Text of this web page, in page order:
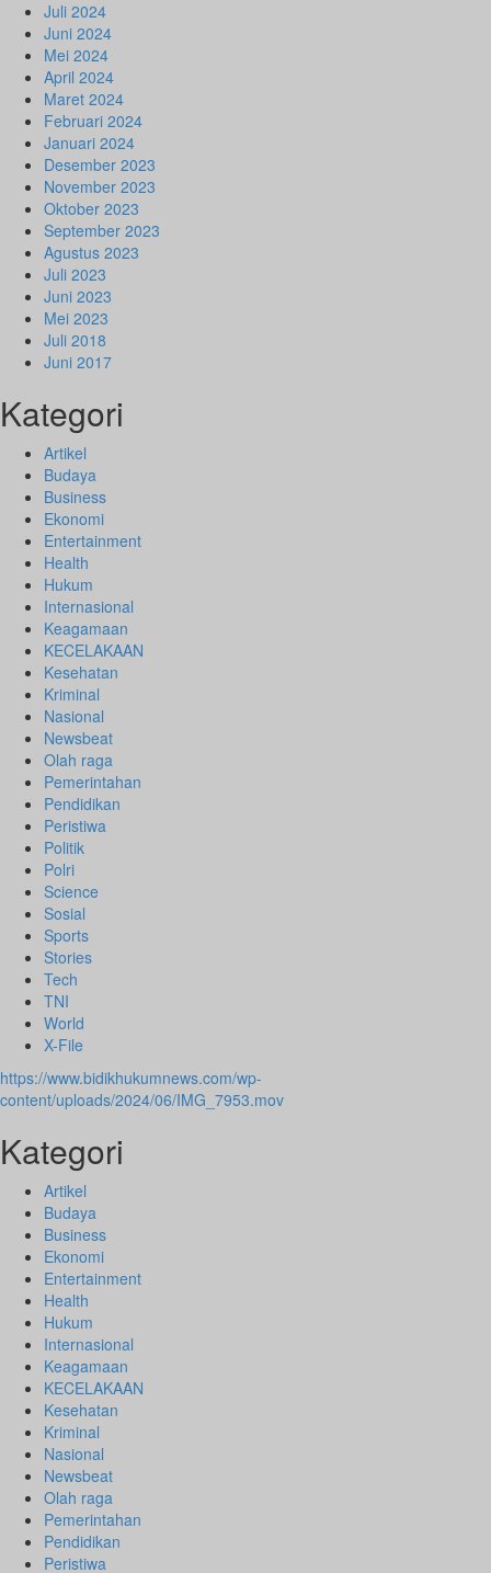
Juli 2024
Juni 2024
Mei 2024
April 2024
Maret 2024
Februari 2024
Januari 2024
Desember 2023
November 2023
Oktober 2023
September 2023
Agustus 2023
Juli 2023
Juni 2023
Mei 2023
Juli 2018
Juni 2017
Kategori
Artikel
Budaya
Business
Ekonomi
Entertainment
Health
Hukum
Internasional
Keagamaan
KECELAKAAN
Kesehatan
Kriminal
Nasional
Newsbeat
Olah raga
Pemerintahan
Pendidikan
Peristiwa
Politik
Polri
Science
Sosial
Sports
Stories
Tech
TNI
World
X-File
https://www.bidikhukumnews.com/wp-
content/uploads/2024/06/IMG_7953.mov
Kategori
Artikel
Budaya
Business
Ekonomi
Entertainment
Health
Hukum
Internasional
Keagamaan
KECELAKAAN
Kesehatan
Kriminal
Nasional
Newsbeat
Olah raga
Pemerintahan
Pendidikan
Peristiwa